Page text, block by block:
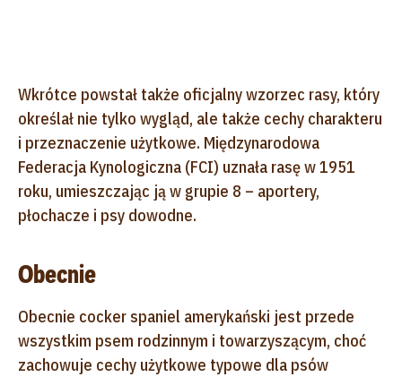
Wkrótce powstał także oficjalny wzorzec rasy, który
określał nie tylko wygląd, ale także cechy charakteru
i przeznaczenie użytkowe. Międzynarodowa
Federacja Kynologiczna (FCI) uznała rasę w 1951
roku, umieszczając ją w grupie 8 – aportery,
płochacze i psy dowodne.
Obecnie
Obecnie cocker spaniel amerykański jest przede
wszystkim psem rodzinnym i towarzyszącym, choć
zachowuje cechy użytkowe typowe dla psów